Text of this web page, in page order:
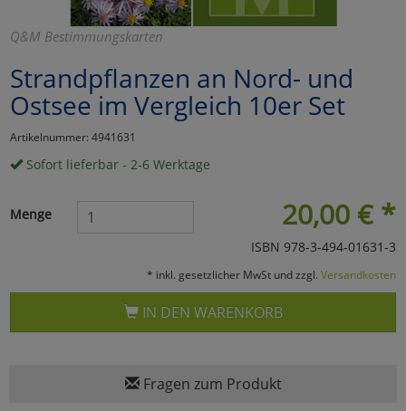
Q&M Bestimmungskarten
Strandpflanzen an Nord- und
Ostsee im Vergleich 10er Set
Artikelnummer: 4941631
Sofort lieferbar - 2-6 Werktage
20,00 € *
Menge
ISBN 978-3-494-01631-3
* inkl. gesetzlicher MwSt und zzgl. Versandkosten
IN DEN WARENKORB
Fragen zum Produkt
Marketing
Umfragetools
zurück
zu Haupptseite